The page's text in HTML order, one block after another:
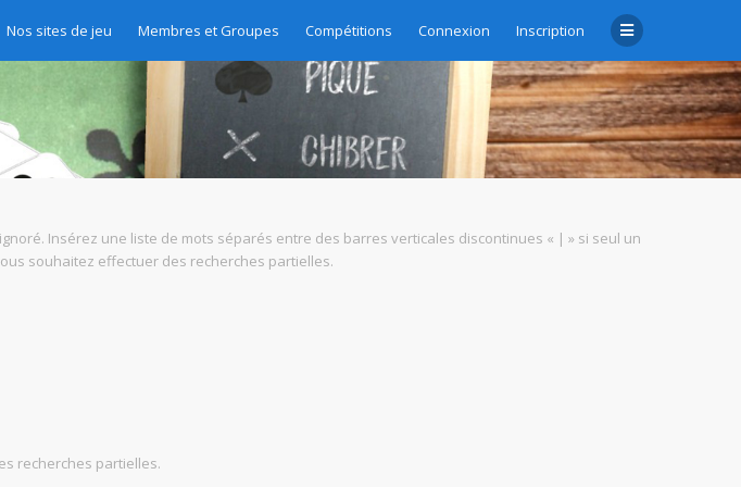
Nos sites de jeu Membres et Groupes Compétitions Connexion Inscription
Insérez une liste de mots séparés entre des barres verticales discontinues « | » si seul un
souhaitez effectuer des recherches partielles.
recherches partielles.